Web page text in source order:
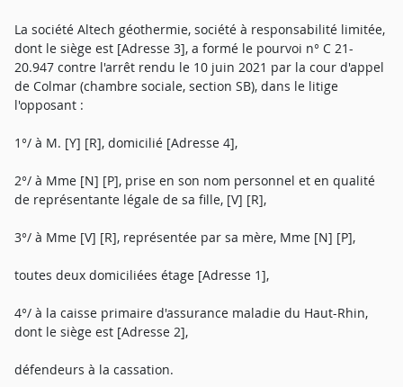
La société Altech géothermie, société à responsabilité limitée,
dont le siège est [Adresse 3], a formé le pourvoi n° C 21-
20.947 contre l'arrêt rendu le 10 juin 2021 par la cour d'appel
de Colmar (chambre sociale, section SB), dans le litige
l'opposant :
1°/ à M. [Y] [R], domicilié [Adresse 4],
2°/ à Mme [N] [P], prise en son nom personnel et en qualité
de représentante légale de sa fille, [V] [R],
3°/ à Mme [V] [R], représentée par sa mère, Mme [N] [P],
toutes deux domiciliées étage [Adresse 1],
4°/ à la caisse primaire d'assurance maladie du Haut-Rhin,
dont le siège est [Adresse 2],
défendeurs à la cassation.